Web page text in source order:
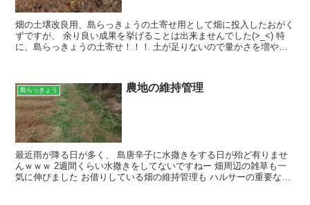
畑の土壌改良用、島らっきょうの土寄せ用として畑に投入したおがく
ずですが、 余り良い成果を挙げることは出来ませんでした(>_<) 特
に、島らっきょうの土寄せ！！！ 土が足りないので量かさを増やす
島らっきょう 農地の維持管理
最近雨が降る日が多く、 島唐辛子に水撒きをする日が殆ど有りませ
んｗｗｗ 2週間くらい水撒きをしてないですねー 畑周辺の雑草も一
気に伸びました お借りしている畑の維持管理も ハルサーの重要な仕